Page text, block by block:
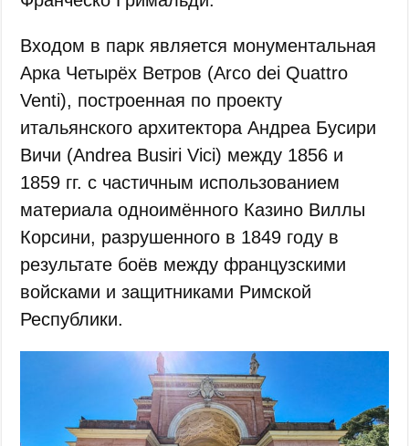
Входом в парк является монументальная
Арка Четырёх Ветров (Arco dei Quattro
Venti), построенная по проекту
итальянского архитектора Андреа Бусири
Вичи (Andrea Busiri Vici) между 1856 и
1859 гг. с частичным использованием
материала одноимённого Казино Виллы
Корсини, разрушенного в 1849 году в
результате боёв между французскими
войсками и защитниками Римской
Республики.